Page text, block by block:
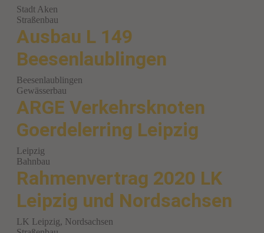
Stadt Aken
Straßenbau
Ausbau L 149
Beesenlaublingen
Beesenlaublingen
Gewässerbau
ARGE Verkehrsknoten
Goerdelerring Leipzig
Leipzig
Bahnbau
Rahmenvertrag 2020 LK
Leipzig und Nordsachsen
LK Leipzig, Nordsachsen